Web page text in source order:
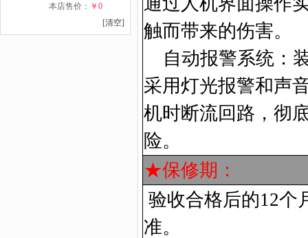
本店售价： ￥0
[清空]
触而带来的伤害。
自动报警系统：
采用灯光报警和声
机时断流回路，彻
险。
★保修期：
验收合格后的12个
准。